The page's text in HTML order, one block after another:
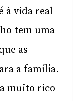
à vida real
tem uma
as
a família.
muito rico